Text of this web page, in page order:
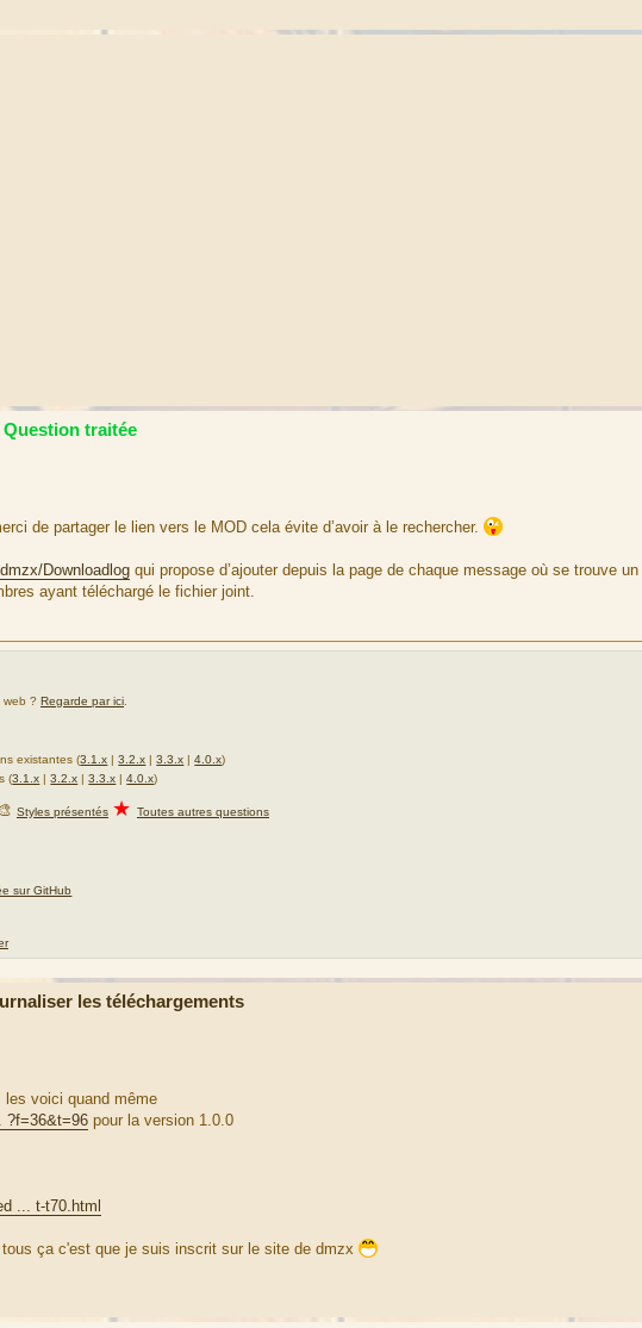
Question traitée
de partager le lien vers le MOD cela évite d’avoir à le rechercher.
Downloadlog qui propose d’ajouter depuis la page de chaque message où se trouve
ayant téléchargé le fichier joint.
web ? Regarde par ici.
existantes (3.1.x |3.2.x |3.3.x |4.0.x)
(3.1.x |3.2.x |3.3.x |4.0.x)
Styles présentés ★ Toutes autres questions
sur GitHub
les téléchargements
les voici quand même
?f=36&t=96 pour la version 1.0.0
... t-t70.html
ça c'est que je suis inscrit sur le site de dmzx